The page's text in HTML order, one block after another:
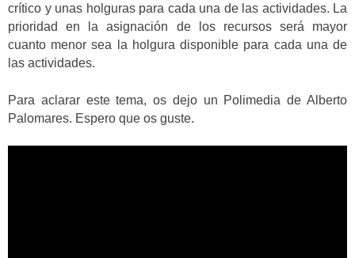
crítico y unas holguras para cada una de las actividades. La
prioridad en la asignación de los recursos será mayor
cuanto menor sea la holgura disponible para cada una de
las actividades.
Para aclarar este tema, os dejo un Polimedia de Alberto
Palomares. Espero que os guste.